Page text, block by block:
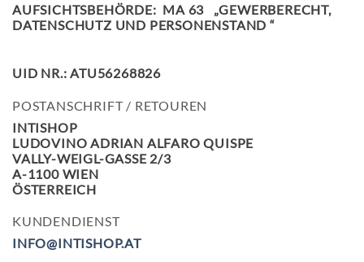
AUFSICHTSBEHÖRDE: MA 63 „GEWERBERECHT,
DATENSCHUTZ UND PERSONENSTAND “
UID NR.: ATU56268826
POSTANSCHRIFT / RETOUREN
INTISHOP
LUDOVINO ADRIAN ALFARO QUISPE
VALLY-WEIGL-GASSE 2/3
A-1100 WIEN
ÖSTERREICH
KUNDENDIENST
INFO@INTISHOP.AT